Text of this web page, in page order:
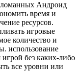
Андроид
время и
ресурсов.
игровые
количество и
использование
без каких-либо
все уровни или